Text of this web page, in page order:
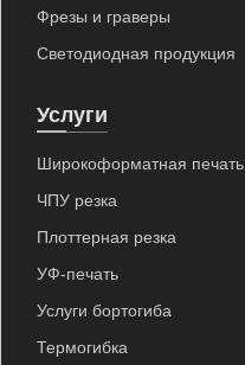
Фрезы и граверы
Светодиодная продукция
Услуги
Широкоформатная печать
ЧПУ резка
Плоттерная резка
УФ-печать
Услуги бортогиба
Термогибка